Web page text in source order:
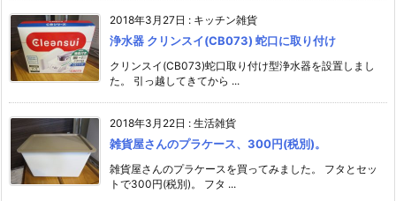
2018年3月27日 : キッチン雑貨
浄水器 クリンスイ(CB073) 蛇口に取り付け
クリンスイ(CB073)蛇口取り付け型浄水器を設置しまし
た。 引っ越してきてから ...
2018年3月22日 : 生活雑貨
雑貨屋さんのプラケース、300円(税別)。
雑貨屋さんのプラケースを買ってみました。 フタとセッ
トで300円(税別)。 フタ ...